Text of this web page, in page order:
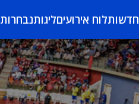
חדשותלוח אירועיםליגותנבחרות